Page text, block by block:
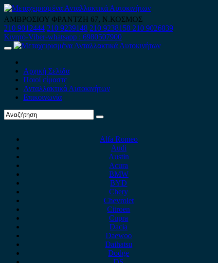
Skip
to
content
ΑΜΒΡΟΣΙΟΥ ΦΡΑΝΤΖΗ 67, Ν.ΚΟΣΜΟΣ
210 9012444 210 9239148 210 9238158 210 9026839
Κινητό-Viber-whatsapp : 6980507900
Primary
Αρχική Σελίδα
Ποιοί είμαστε
Ανταλλακτικά Αυτοκινήτων
Επικοινωνία
Alfa Romeo
Audi
Austin
Acura
BMW
BYD
Chery
Chevrolet
Citroen
Cupra
Dacia
Daewoo
Daihatsu
Dodge